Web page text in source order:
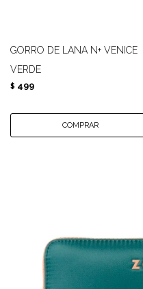
GORRO DE LANA N+ VENICE
VERDE
$ 499